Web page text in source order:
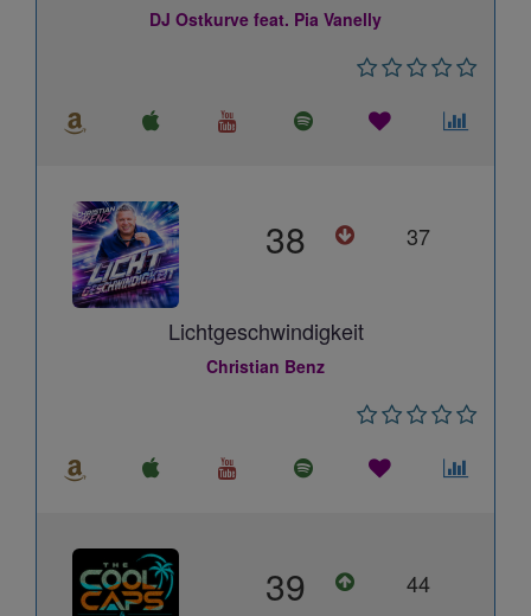
DJ Ostkurve feat. Pia Vanelly
38 37
Lichtgeschwindigkeit
Christian Benz
39 44